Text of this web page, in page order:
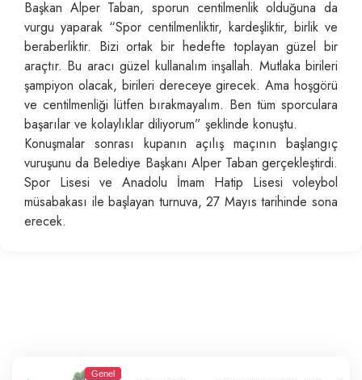
Başkan Alper Taban, sporun centilmenlik olduğuna da
vurgu yaparak “Spor centilmenliktir, kardeşliktir, birlik ve
beraberliktir. Bizi ortak bir hedefte toplayan güzel bir
araçtır. Bu aracı güzel kullanalım inşallah. Mutlaka birileri
şampiyon olacak, birileri dereceye girecek. Ama hoşgörü
ve centilmenliği lütfen bırakmayalım. Ben tüm sporculara
başarılar ve kolaylıklar diliyorum” şeklinde konuştu.
Konuşmalar sonrası kupanın açılış maçının başlangıç
vuruşunu da Belediye Başkanı Alper Taban gerçekleştirdi.
Spor Lisesi ve Anadolu İmam Hatip Lisesi voleybol
müsabakası ile başlayan turnuva, 27 Mayıs tarihinde sona
erecek.
Genel